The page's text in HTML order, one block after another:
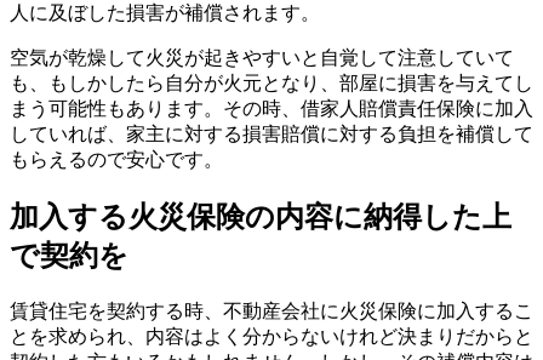
人に及ぼした損害が補償されます。
空気が乾燥して火災が起きやすいと自覚して注意していて
も、もしかしたら自分が火元となり、部屋に損害を与えてし
まう可能性もあります。その時、借家人賠償責任保険に加入
していれば、家主に対する損害賠償に対する負担を補償して
もらえるので安心です。
加入する火災保険の内容に納得した上
で契約を
賃貸住宅を契約する時、不動産会社に火災保険に加入するこ
とを求められ、内容はよく分からないけれど決まりだからと